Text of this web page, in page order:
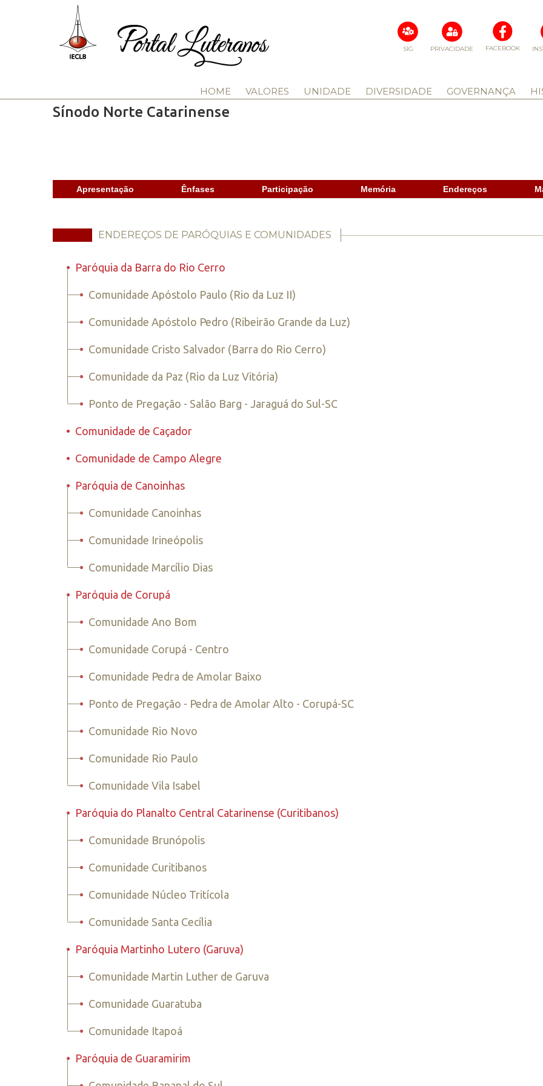
FACEBOOK
PRIVACIDADE
SIG
HOME VALORES UNIDADE DIVERSIDADE GOVERNANÇA
Sínodo Norte Catarinense
Apresentação Ênfases Participação Memória Endereços
ENDEREÇOS DE PARÓQUIAS E COMUNIDADES
• Paróquia da Barra do Rio Cerro
• Comunidade Apóstolo Paulo (Rio da Luz II)
• Comunidade Apóstolo Pedro (Ribeirão Grande da Luz)
• Comunidade Cristo Salvador (Barra do Rio Cerro)
• Comunidade da Paz (Rio da Luz Vitória)
• Ponto de Pregação - Salão Barg - Jaraguá do Sul-SC
• Comunidade de Caçador
• Comunidade de Campo Alegre
• Paróquia de Canoinhas
• Comunidade Canoinhas
• Comunidade Irineópolis
• Comunidade Marcílio Dias
• Paróquia de Corupá
• Comunidade Ano Bom
• Comunidade Corupá - Centro
• Comunidade Pedra de Amolar Baixo
• Ponto de Pregação - Pedra de Amolar Alto - Corupá-SC
• Comunidade Rio Novo
• Comunidade Rio Paulo
• Comunidade Vila Isabel
• Paróquia do Planalto Central Catarinense (Curitibanos)
• Comunidade Brunópolis
• Comunidade Curitibanos
• Comunidade Núcleo Tritícola
• Comunidade Santa Cecília
• Paróquia Martinho Lutero (Garuva)
• Comunidade Martin Luther de Garuva
• Comunidade Guaratuba
• Comunidade Itapoá
• Paróquia de Guaramirim